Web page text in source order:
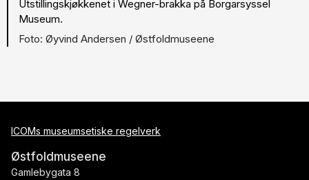
Utstillingskjøkkenet i Wegner-brakka på Borgarsyssel
Museum.
Øyvind Andersen / Østfoldmuseene
ICOMs museumsetiske regelverk
Østfoldmuseene
Gamlebygata 8